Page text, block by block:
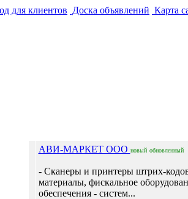
для клиентов Доска объявлений Карта
АВИ-МАРКЕТ ООО новый обновленный
- Сканеры и принтеры штрих-
материалы, фискальное
обеспечения - систем...